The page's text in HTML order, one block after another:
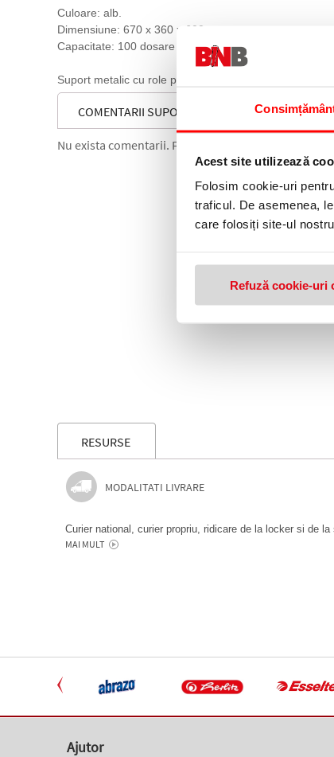
Acest site utilizează
Folosim cookie-uri
traficul. De asemenea,
care folosiți site-ul
Refuză cookie-uri
Culoare: alb.
Dimensiune: 670 x 360 x 600 mm.
Capacitate: 100 dosare suspendabile.
Suport metalic cu role pentru dosare suspendabile.
COMENTARII SUPORT DIN METAL PENTRU
Nu exista comentarii. Fii primul care comenteaza
RESURSE
MODALITATI LIVRARE
Curier national, curier propriu, ridicare de la locker si de la
MAI MULT
Ajutor